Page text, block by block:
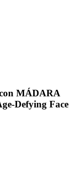
MÁDARA
Defying Face